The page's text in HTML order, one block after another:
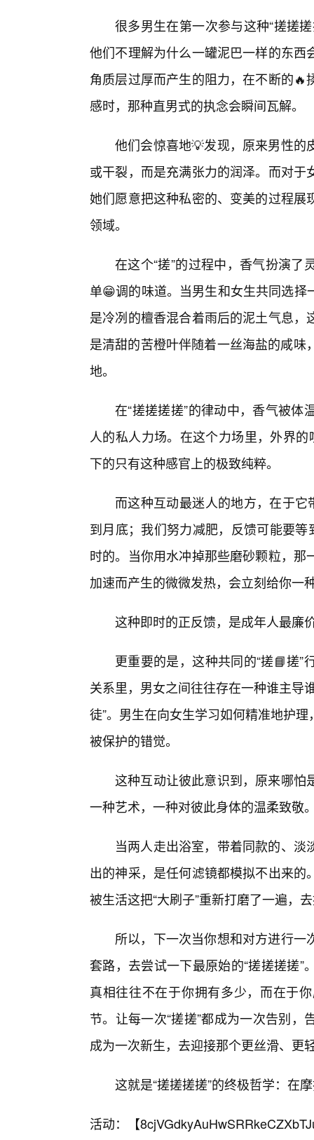
很多男生在第一次参与这种“搓搓
他们不理解为什么一罐泥巴一样的东
角质层过厚而产生的阻力，在不断的
感时，那种直男式的执念会瞬间瓦解。
他们会惊喜地💡发现，原来男性的
或干裂，而是充满张力的润泽。而对
她们愿意把这种私密的、变美的过程
领域。
在这个“搓”的过程中，香气扮演
单😁调的味道。当男生和女生共同选
是冷冽的檀香混合着雨后的泥土气息
是清甜的苦橙叶伴随着一丝海盐的咸
地。
在“搓搓搓搓”的律动中，香气被
人的私人力场。在这个力场里，外界
下的只有这种感官上的极致纯粹。
而这种互动最迷人的地方，在于它
到月底；我们努力减肥，反馈可能要
时的。当你用水冲掉那些磨砂颗粒，
加速而产生的微微发热，会立刻给你一
这种即时的正反馈，是成年人最廉
更重要的是，这种共同的“搓📘搓
关系里，男女之间往往存在一种谁主导
徒”。男生在向女生学习如何精准地护
被保护的错觉。
这种互动让彼此意识到，原来哪怕
一种艺术，一种对彼此身体的温柔致敬
当两人走出浴室，带着同款的、
出的神采，是任何滤镜都模拟不出来
被生活这把“大刷子”重新打磨了一遍，
所以，下一次当你想和对方进行
套路，去尝试一下最原始的“搓搓搓搓
真相往往不在于你拥有多少，而在于
节。让每一次“搓搓”都成为一次告别
成为一次新生，去迎接那个更丝滑、更
这就是“搓搓搓搓”的终极哲学：在
活动：【